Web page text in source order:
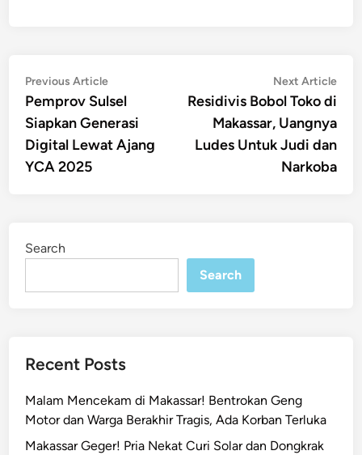
Post
navigation
Previous ArticlePrevious
article:
Pemprov Sulsel
Siapkan Generasi
Digital Lewat Ajang
YCA 2025
Next Article
Residivis Bobol Toko di
Makassar, Uangnya
Ludes Untuk Judi dan
Narkoba
Search
Search
Recent Posts
Malam Mencekam di Makassar! Bentrokan Geng
Motor dan Warga Berakhir Tragis, Ada Korban Terluka
Makassar Geger! Pria Nekat Curi Solar dan Dongkrak